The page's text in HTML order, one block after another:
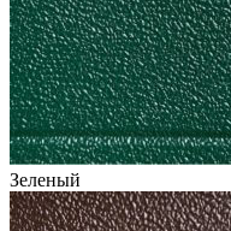
Зеленый